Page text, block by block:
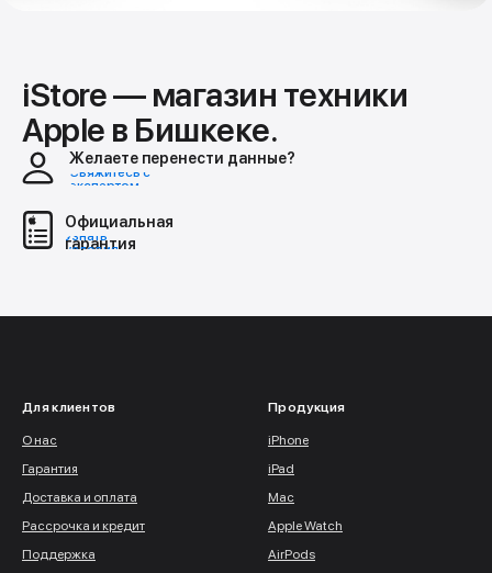
iStore — магазин техники
Apple в Бишкеке.
Официальная
гарантия
Узнать
условия
Желаете перенести данные?
Свяжитесь с
экспертом
Для клиентов
О нас
Гарантия
Доставка и оплата
Рассрочка и кредит
Поддержка
Продукция
iPhone
iPad
Mac
Apple Watch
AirPods